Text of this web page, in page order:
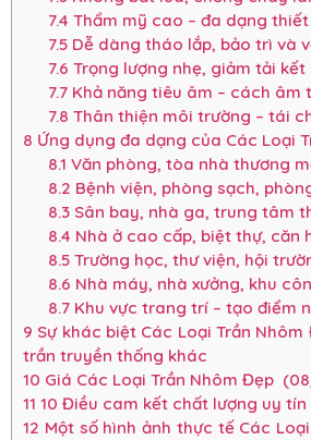
7.4 Thẩm mỹ cao – đa dạng
7.5Dễ dàng tháo lắp, bảo trì và
7.6 Trọng lượng nhẹ, giảm tải kết
7.7Khả năng tiêu âm – cách âm
7.8 Thân thiện môi trường – tái
8 Ứng dụng đa dạng của Các Loại
8.1 Văn phòng, tòa nhà thương
8.2 Bệnh viện, phòng sạch,
8.3Sân bay, nhà ga, trung tâm
8.4 Nhà ở cao cấp, biệt thự, căn
8.5Trường học, thư viện, hội
8.6 Nhà máy, nhà xưởng, khu
8.7Khu vực trang trí – tạo điểm
9 Sự khác biệt Các Loại Trần
trần truyền thống khác
10 Giá Các Loại Trần Nhôm Đẹp
11 10 Điều cam kết chất lượng uy tín
12 Một số hình ảnh thực tế Các